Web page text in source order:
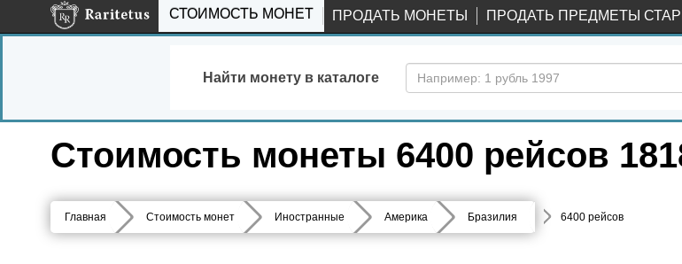
СТОИМОСТЬ МОНЕТ ПРОДАТЬ МОНЕТЫ ПРОДАТЬ ПРЕДМЕТЫ
Найти монету в каталоге
Стоимость монеты 6400 рейсов
Главная Стоимость монет Иностранные Америка Бразилия 6400 рейсов